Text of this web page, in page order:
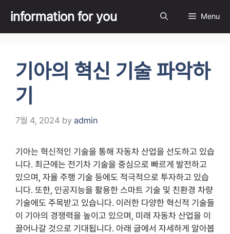
content
information for you Menu
기아의 혁신 기술 파악하
기
7월 4, 2024 by admin
기아는 혁신적인 기술을 통해 자동차 산업을 선도하고 있습
니다. 최근에는 전기차 기술을 중심으로 빠르게 발전하고
있으며, 자율 주행 기술 등에도 적극적으로 투자하고 있습
니다. 또한, 인공지능을 활용한 스마트 기술 및 친환경 차량
기술에도 주목받고 있습니다. 이러한 다양한 혁신적 기술들
이 기아의 경쟁력을 높이고 있으며, 미래 자동차 산업을 이
끌어나갈 것으로 기대됩니다. 아래 글에서 자세하게 알아봅